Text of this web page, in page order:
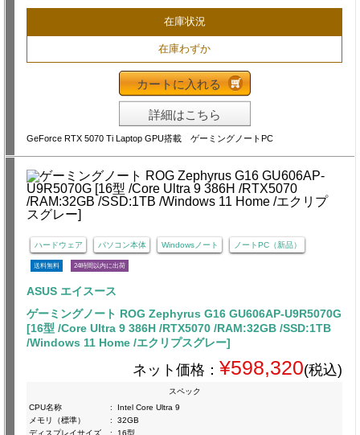
在庫状況
在庫わずか
カートに入れる
詳細はこちら
GeForce RTX 5070 Ti Laptop GPU搭載 ゲーミングノートPC
ハードウェア パソコン本体 Windowsノート ノートPC（新品）
送料無料 24時間以内に出荷
ASUS エイスース
ゲーミングノート ROG Zephyrus G16 GU606AP-U9R5070G
[16型 /Core Ultra 9 386H /RTX5070 /RAM:32GB /SSD:1TB
/Windows 11 Home /エクリプスグレー]
ネット価格： ¥598,320(税込)
スペック
CPU名称
:
Intel Core Ultra 9
メモリ（標準）
:
32GB